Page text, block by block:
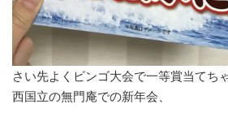
さい先よくビンゴ大会で一等賞当てち
西国立の無門庵での新年会、